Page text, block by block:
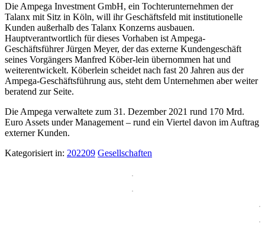
Die Ampega Investment GmbH, ein Tochterunternehmen der
Talanx mit Sitz in Köln, will ihr Geschäftsfeld mit institutionelle
Kunden außerhalb des Talanx Konzerns ausbauen.
Hauptverantwortlich für dieses Vorhaben ist Ampega-
Geschäftsführer Jürgen Meyer, der das externe Kundengeschäft
seines Vorgängers Manfred Köber-lein übernommen hat und
weiterentwickelt. Köberlein scheidet nach fast 20 Jahren aus der
Ampega-Geschäftsführung aus, steht dem Unternehmen aber weiter
beratend zur Seite.
Die Ampega verwaltete zum 31. Dezember 2021 rund 170 Mrd.
Euro Assets under Management – rund ein Viertel davon im Auftrag
externer Kunden.
Kategorisiert in: 202209 Gesellschaften